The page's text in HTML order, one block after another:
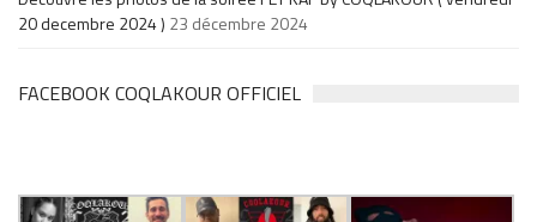
20 decembre 2024 ) 23 décembre 2024
FACEBOOK COQLAKOUR OFFICIEL